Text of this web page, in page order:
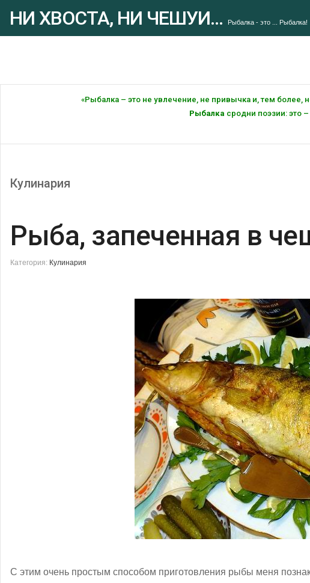
НИ ХВОСТА, НИ ЧЕШУИ... Рыбалка - это ... Рыбалка!
«Рыбалка – это не увлечение, не привычка и, тем
Рыбалка сродни поэзии: это
Кулинария
Рыба, запеченная в
Категория: Кулинария
С этим очень простым способом приготовления рыбы меня